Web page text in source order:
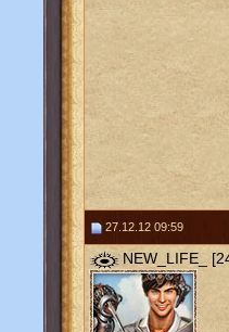
27.12.12 09:59
NEW_LIFE_